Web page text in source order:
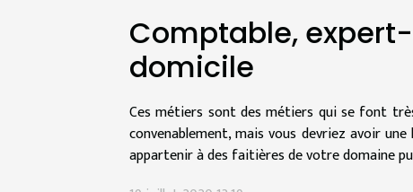
Comptable,
domicile
Ces métiers sont des métiers qui se font
convenablement, mais vous devriez avoir
appartenir à des faitières de votre domaine